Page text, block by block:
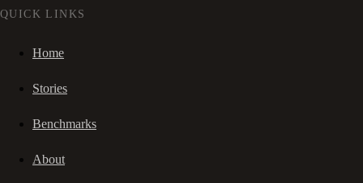
QUICK LINKS
Home
Stories
Benchmarks
About